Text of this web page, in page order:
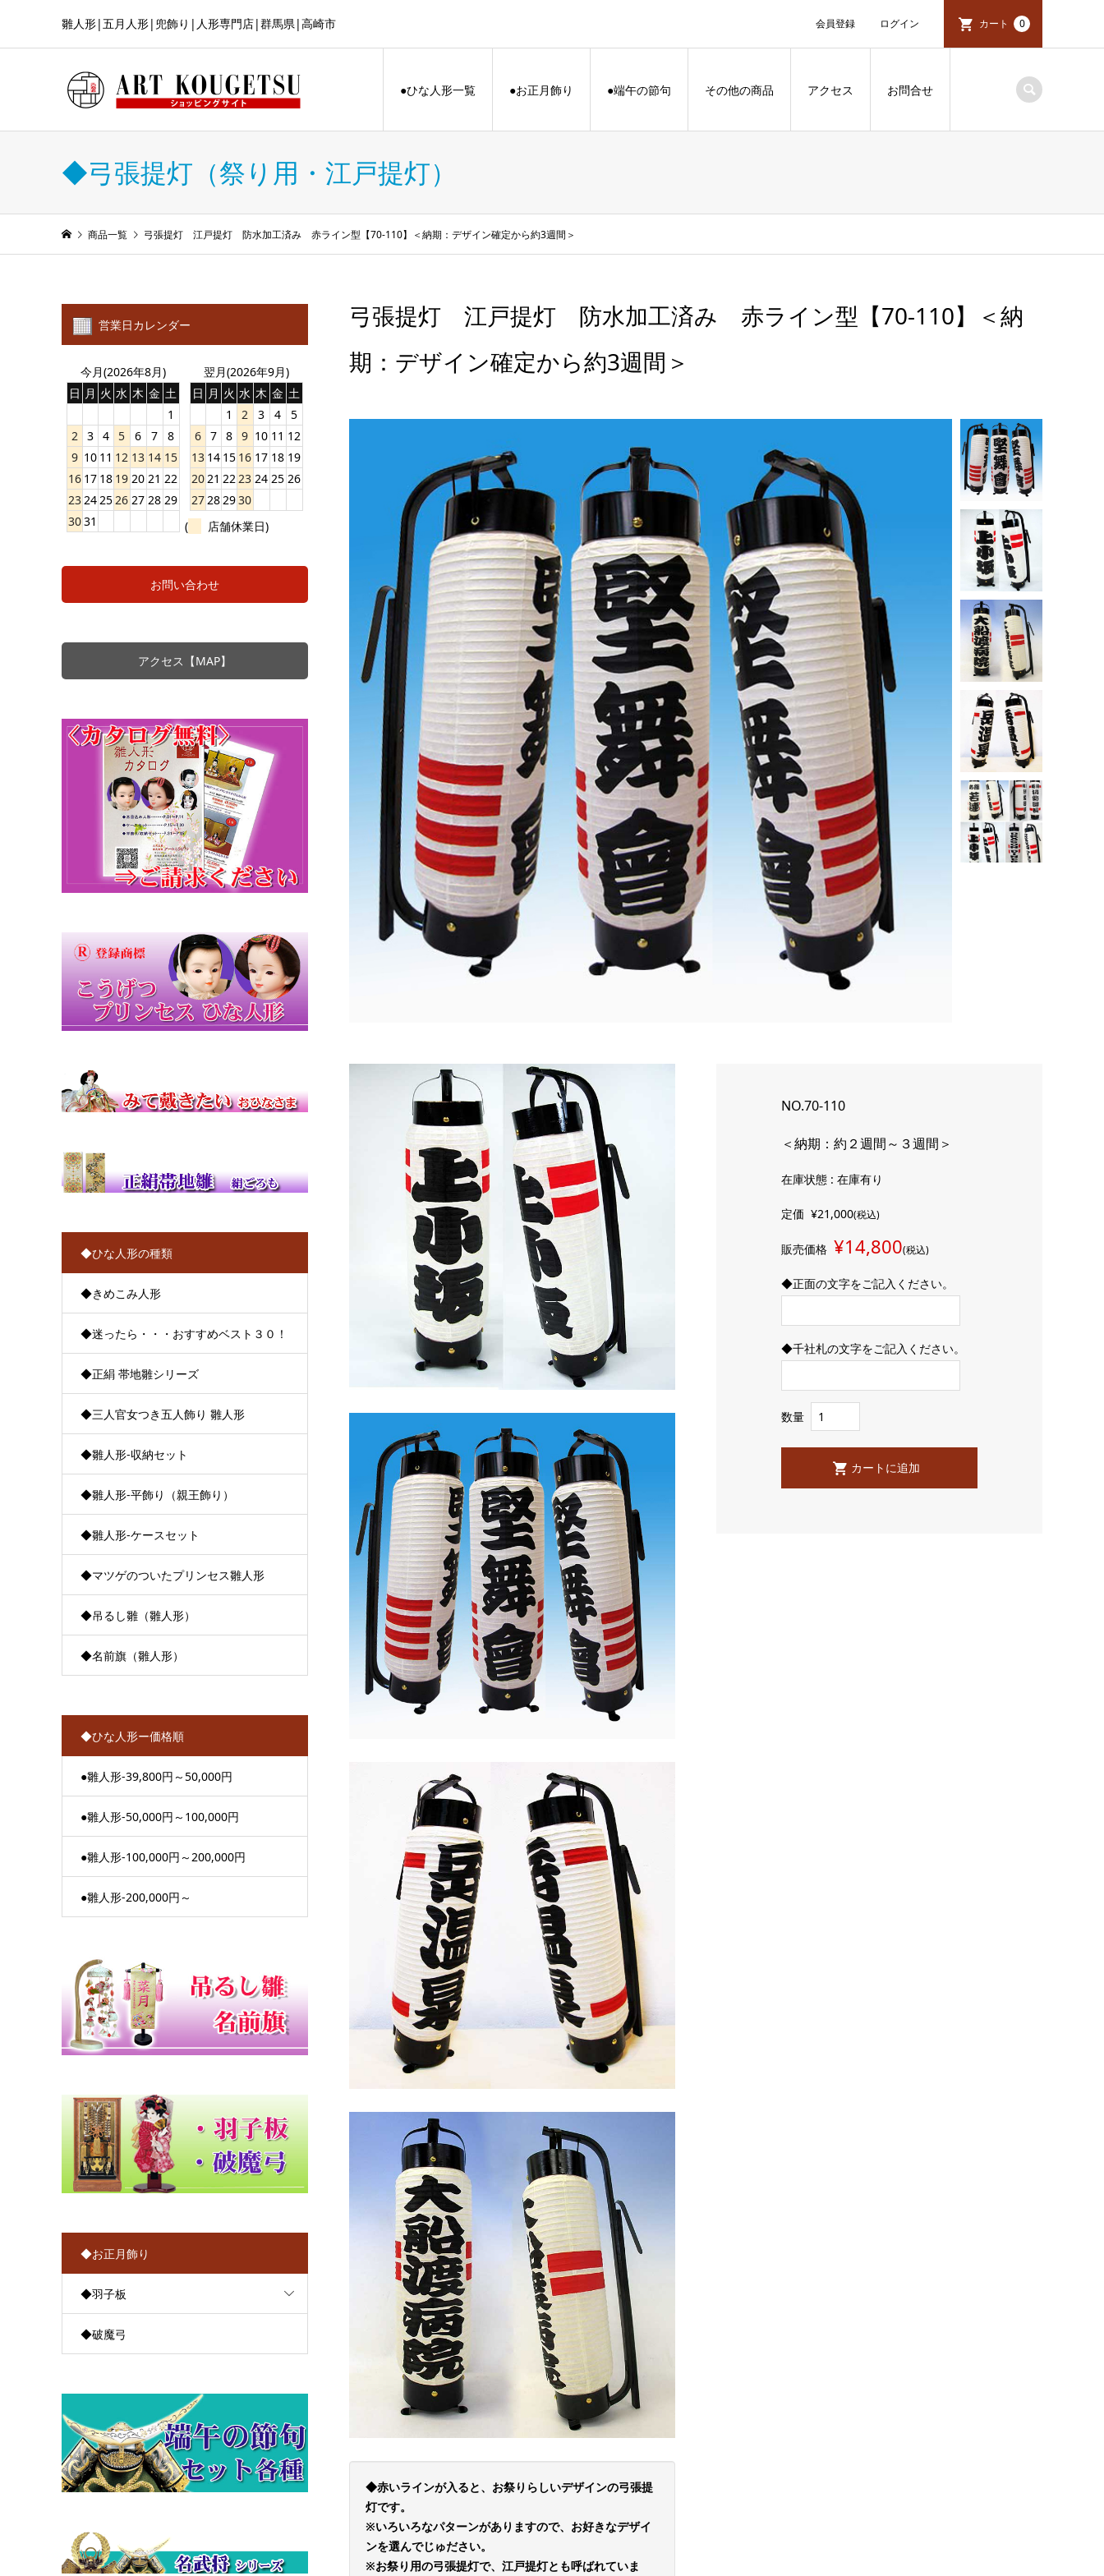
雛人形|五月人形|兜飾り|人形専門店|群馬県|高崎市 会員登録 ログイン カート 0
●ひな人形一覧 ●お正月飾り ●端午の節句 その他の商品 アクセス お問合せ
◆弓張提灯（祭り用・江戸提灯）
商品一覧 弓張提灯 江戸提灯 防水加工済み 赤ライン型【70-110】＜納期：デザイン確定から約3週間＞
弓張提灯 江戸提灯 防水加工済み 赤ライン型【70-110】＜納
期：デザイン確定から約3週間＞
◆赤いラインが入ると、お祭りらしいデザインの弓張提
灯です。
※いろいろなパターンがありますので、お好きなデザイ
ンを選んでじゅださい。
※お祭り用の弓張提灯で、江戸提灯とも呼ばれていま
NO.70-110
＜納期：約２週間～３週間＞
在庫状態 : 在庫有り
定価¥21,000(税込)
販売価格 ¥14,800(税込)
◆正面の文字をご記入ください。
◆千社札の文字をご記入ください。
数量
営業日カレンダー
今月(2026年8月)
日 月 火 水 木 金 土
1
2 3 4 5 6 7
8
9 10 11 12 13 14 15
16 17 18 19 20 21 22
23242526 27 28 29
3031
翌月(2026年9月)
日 月 火 水 木 金 土
1
2 3 4
5
6 7 8 9 10 11 12
13 14 15 16 17 18 19
2021 2223 24 25 26
27282930
(
店舗休業日)
お問い合わせ
アクセス【MAP】
◆ひな人形の種類
◆きめこみ人形
◆迷ったら・・・おすすめベスト３０！
◆正絹 帯地雛シリーズ
◆三人官女つき五人飾り 雛人形
◆雛人形-収納セット
◆雛人形-平飾り（親王飾り）
◆雛人形-ケースセット
◆マツゲのついたプリンセス雛人形
◆吊るし雛（雛人形）
◆名前旗（雛人形）
◆ひな人形ー価格順
●雛人形-39,800円～50,000円
●雛人形-50,000円～100,000円
●雛人形-100,000円～200,000円
●雛人形-200,000円～
◆お正月飾り
◆羽子板
◆破魔弓